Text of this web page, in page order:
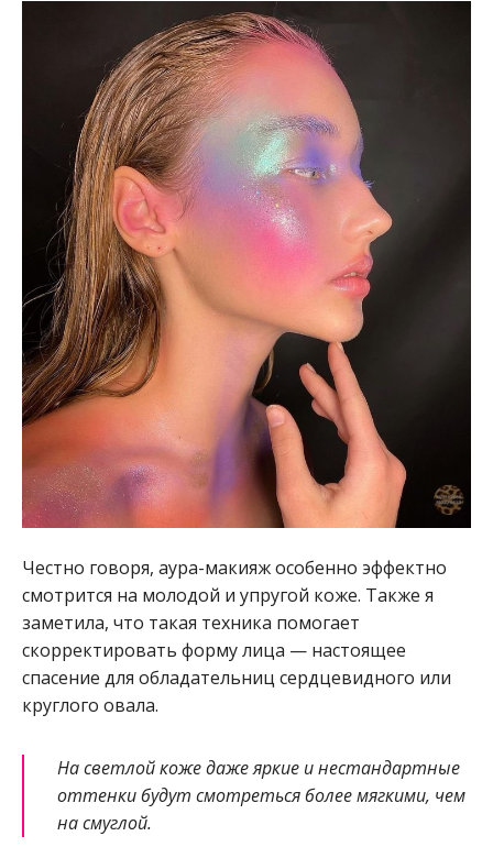
Честно говоря, аура-макияж особенно эффектно
смотрится на молодой и упругой коже. Также я
заметила, что такая техника помогает
скорректировать форму лица — настоящее
спасение для обладательниц сердцевидного или
круглого овала.
На светлой коже даже яркие и нестандартные
оттенки будут смотреться более мягкими, чем
на смуглой.